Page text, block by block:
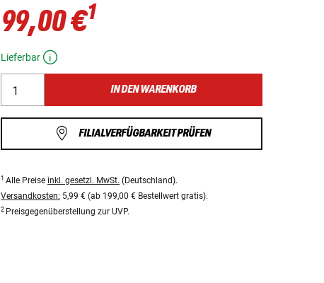
99,00 €1
Lieferbar
IN DEN WARENKORB
FILIALVERFÜGBARKEIT PRÜFEN
1 Alle Preise inkl. gesetzl. MwSt. (Deutschland).
Versandkosten: 5,99 € (ab 199,00 € Bestellwert gratis).
2 Preisgegenüberstellung zur UVP.